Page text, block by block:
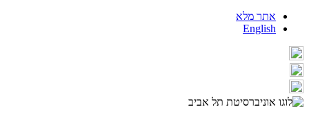
אתר מלא
English